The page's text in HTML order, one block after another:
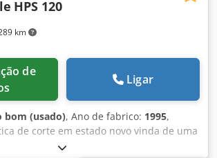
km
HPS 120
Ligar
bom (usado), Ano de fabrico: 1995,
de corte em estado novo vinda de uma
com base Força de corte: 5 t Golpes